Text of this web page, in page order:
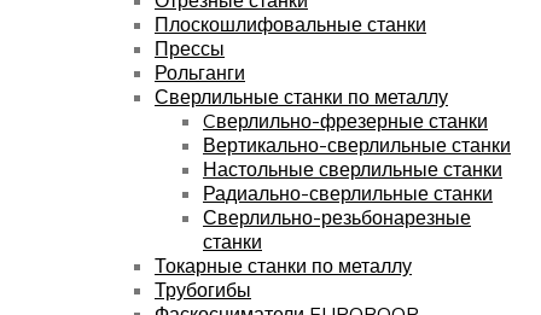
Плоскошлифовальные станки
Прессы
Рольганги
Сверлильные станки по металлу
Cверлильно-фрезерные станки
Вертикально-сверлильные станки
Настольные сверлильные станки
Радиально-сверлильные станки
Сверлильно-резьбонарезные
станки
Токарные станки по металлу
Трубогибы